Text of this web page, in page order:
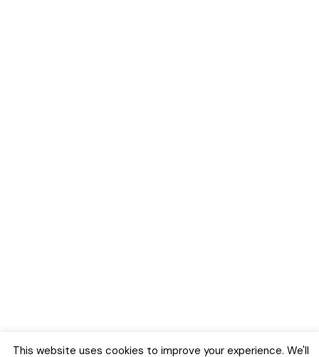
This website uses cookies to improve your experience. We'll